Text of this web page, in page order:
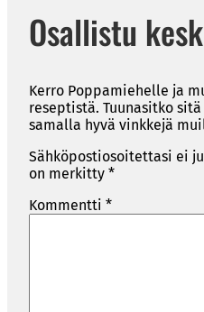
Osallistu
Kerro Poppamiehelle ja
reseptistä. Tuunasitko sitä
samalla hyvä vinkkejä
Sähköpostiosoitettasi ei
on merkitty *
Kommentti *